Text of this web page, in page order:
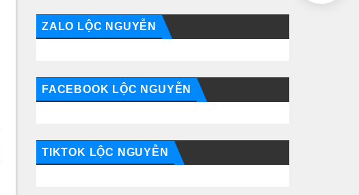
ZALO LỘC NGUYỄN
FACEBOOK LỘC NGUYỄN
TIKTOK LỘC NGUYỄN